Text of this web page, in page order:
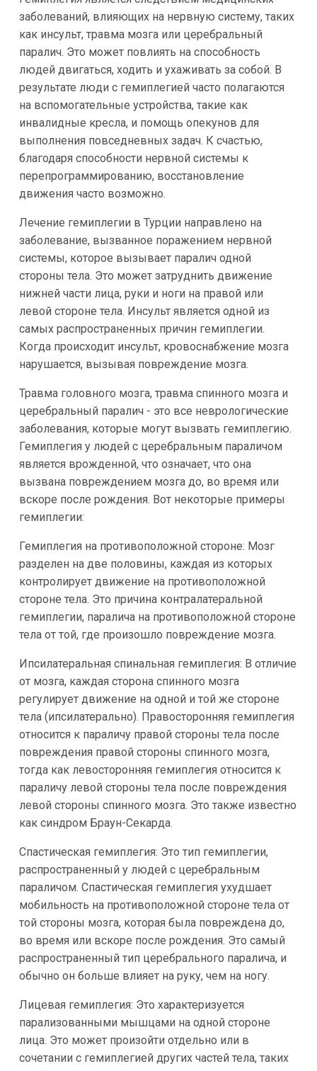
заболеваний, влияющих на нервную систему, таких
как инсульт, травма мозга или церебральный
паралич. Это может повлиять на способность
людей двигаться, ходить и ухаживать за собой. В
результате люди с гемиплегией часто полагаются
на вспомогательные устройства, такие как
инвалидные кресла, и помощь опекунов для
выполнения повседневных задач. К счастью,
благодаря способности нервной системы к
перепрограммированию, восстановление
движения часто возможно.
Лечение гемиплегии в Турции направлено на
заболевание, вызванное поражением нервной
системы, которое вызывает паралич одной
стороны тела. Это может затруднить движение
нижней части лица, руки и ноги на правой или
левой стороне тела. Инсульт является одной из
самых распространенных причин гемиплегии.
Когда происходит инсульт, кровоснабжение мозга
нарушается, вызывая повреждение мозга.
Травма головного мозга, травма спинного мозга и
церебральный паралич - это все неврологические
заболевания, которые могут вызвать гемиплегию.
Гемиплегия у людей с церебральным параличом
является врожденной, что означает, что она
вызвана повреждением мозга до, во время или
вскоре после рождения. Вот некоторые примеры
гемиплегии:
Гемиплегия на противоположной стороне: Мозг
разделен на две половины, каждая из которых
контролирует движение на противоположной
стороне тела. Это причина контралатеральной
гемиплегии, паралича на противоположной стороне
тела от той, где произошло повреждение мозга.
Ипсилатеральная спинальная гемиплегия: В отличие
от мозга, каждая сторона спинного мозга
регулирует движение на одной и той же стороне
тела (ипсилатерально). Правосторонняя гемиплегия
относится к параличу правой стороны тела после
повреждения правой стороны спинного мозга,
тогда как левосторонняя гемиплегия относится к
параличу левой стороны тела после повреждения
левой стороны спинного мозга. Это также известно
как синдром Браун-Секарда.
Спастическая гемиплегия: Это тип гемиплегии,
распространенный у людей с церебральным
параличом. Спастическая гемиплегия ухудшает
мобильность на противоположной стороне тела от
той стороны мозга, которая была повреждена до,
во время или вскоре после рождения. Это самый
распространенный тип церебрального паралича, и
обычно он больше влияет на руку, чем на ногу.
Лицевая гемиплегия: Это характеризуется
парализованными мышцами на одной стороне
лица. Это может произойти отдельно или в
сочетании с гемиплегией других частей тела, таких